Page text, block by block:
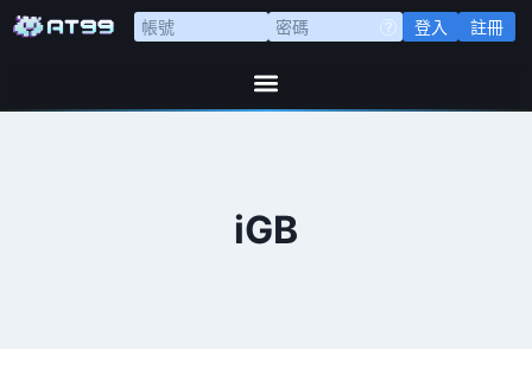
登入 註冊
iGB